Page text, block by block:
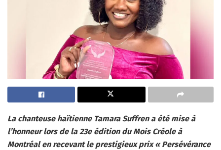
La chanteuse haïtienne Tamara Suffren a été mise à
l’honneur lors de la 23e édition du Mois Créole à
Montréal en recevant le prestigieux prix « Persévérance